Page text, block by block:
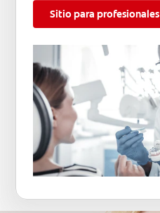
Sitio para profesionales